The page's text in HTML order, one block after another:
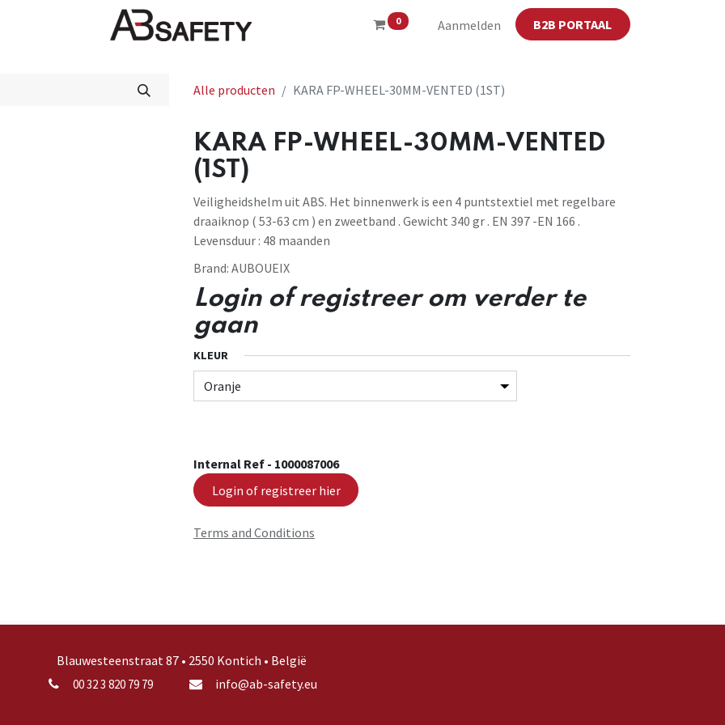
0 Aanmelden B2B PORTAAL
Winkel CE
Alle producten KARA FP-WHEEL-30MM-VENTED (1ST)
KARA FP-WHEEL-30MM-VENTED
(1ST)
Veiligheidshelm uit ABS. Het binnenwerk is een 4 puntstextiel met regelbare
draaiknop ( 53-63 cm ) en zweetband . Gewicht 340 gr . EN 397 -EN 166 .
Levensduur : 48 maanden
Brand: AUBOUEIX
Login of registreer om verder te
gaan
KLEUR
Internal Ref - 1000087006
Login of registreer hier
Terms and Conditions
Blauwesteenstraat 87 • 2550 Kontich • België
00 32 3 820 79 79 info@ab-safety.eu